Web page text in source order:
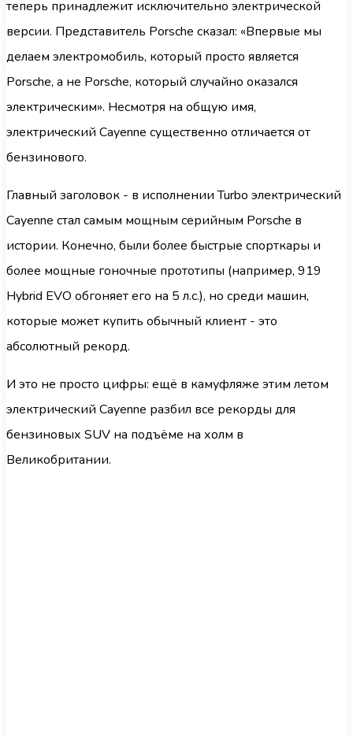
теперь принадлежит исключительно электрической
версии. Представитель Porsche сказал: «Впервые мы
делаем электромобиль, который просто является
Porsche, а не Porsche, который случайно оказался
электрическим». Несмотря на общую имя,
электрический Cayenne существенно отличается от
бензинового.
Главный заголовок - в исполнении Turbo электрический
Cayenne стал самым мощным серийным Porsche в
истории. Конечно, были более быстрые спорткары и
более мощные гоночные прототипы (например, 919
Hybrid EVO обгоняет его на 5 л.с.), но среди машин,
которые может купить обычный клиент - это
абсолютный рекорд.
И это не просто цифры: ещё в камуфляже этим летом
электрический Cayenne разбил все рекорды для
бензиновых SUV на подъёме на холм в
Великобритании.